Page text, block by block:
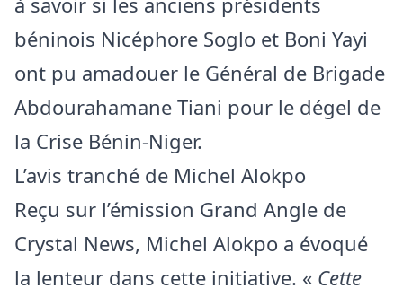
béninois Nicéphore Soglo et Boni Yayi
ont pu amadouer le Général de Brigade
Abdourahamane Tiani pour le dégel de
la Crise Bénin-Niger.
L’avis tranché de Michel Alokpo
Reçu sur l’émission Grand Angle de
Crystal News, Michel Alokpo a évoqué
la lenteur dans cette initiative. « Cette